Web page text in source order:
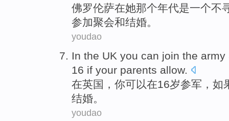
佛罗伦萨在她那个年代是一个不
参加聚会和结婚。
youdao
In the UK you can join the
16 if your parents allow.
在英国，你可以在16岁参军，如
结婚。
youdao